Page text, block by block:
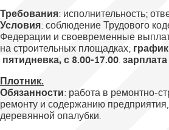
Требования: исполнительность;
Условия: соблюдение Трудового
Федерации и своевременные
на строительных площадках;
пятидневка, с 8.00-17.00.
Плотник.
Обязанности: работа в ремонтно-
ремонту и содержанию
деревянной опалубки.